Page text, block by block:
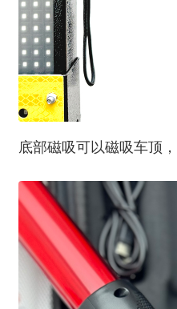
底部磁吸可以磁吸车顶